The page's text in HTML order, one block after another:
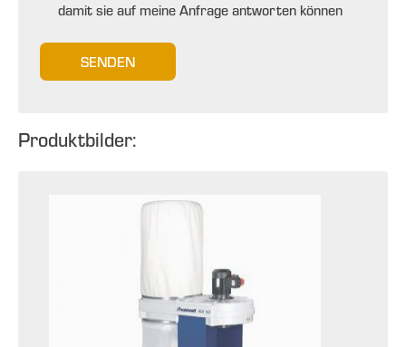
damit sie auf meine Anfrage antworten können
SENDEN
Produktbilder: